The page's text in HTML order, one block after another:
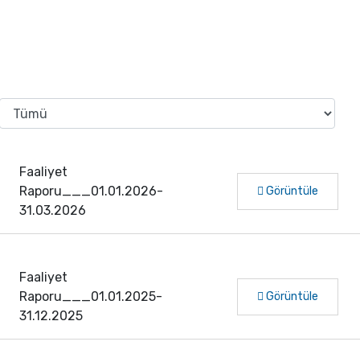
Faaliyet
Raporu___01.01.2026-
31.03.2026
Görüntüle
Faaliyet
Raporu___01.01.2025-
31.12.2025
Görüntüle